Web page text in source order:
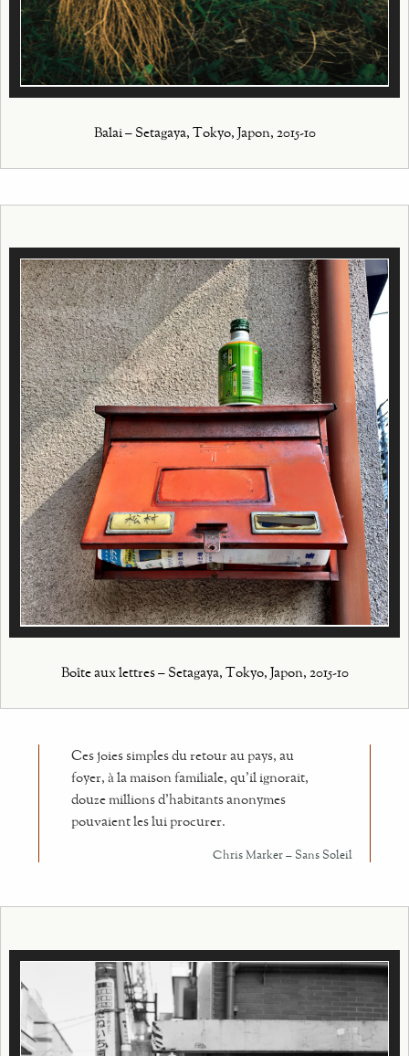
Balai – Setagaya, Tokyo, Japon, 2015-10
Boîte aux lettres – Setagaya, Tokyo, Japon, 2015-10
Ces joies simples du retour au pays, au
foyer, à la maison familiale, qu’il ignorait,
douze millions d’habitants anonymes
pouvaient les lui procurer.